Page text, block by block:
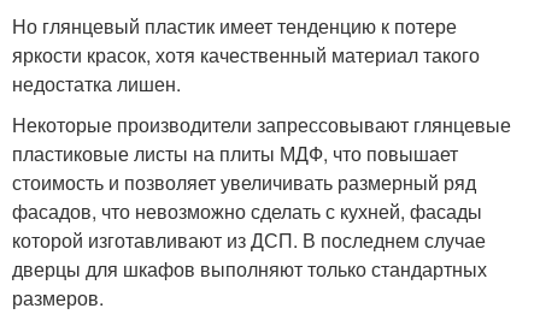
Но глянцевый пластик имеет тенденцию к потере
яркости красок, хотя качественный материал такого
недостатка лишен.
Некоторые производители запрессовывают глянцевые
пластиковые листы на плиты МДФ, что повышает
стоимость и позволяет увеличивать размерный ряд
фасадов, что невозможно сделать с кухней, фасады
которой изготавливают из ДСП. В последнем случае
дверцы для шкафов выполняют только стандартных
размеров.